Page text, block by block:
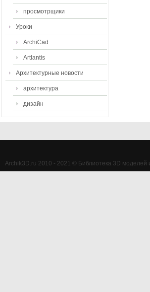
просмотрщики
Уроки
ArchiCad
Artlantis
Архитектурные новости
архитектура
дизайн
Archik3D.ru 2010 - 2021 © Библиотека 3D моделей